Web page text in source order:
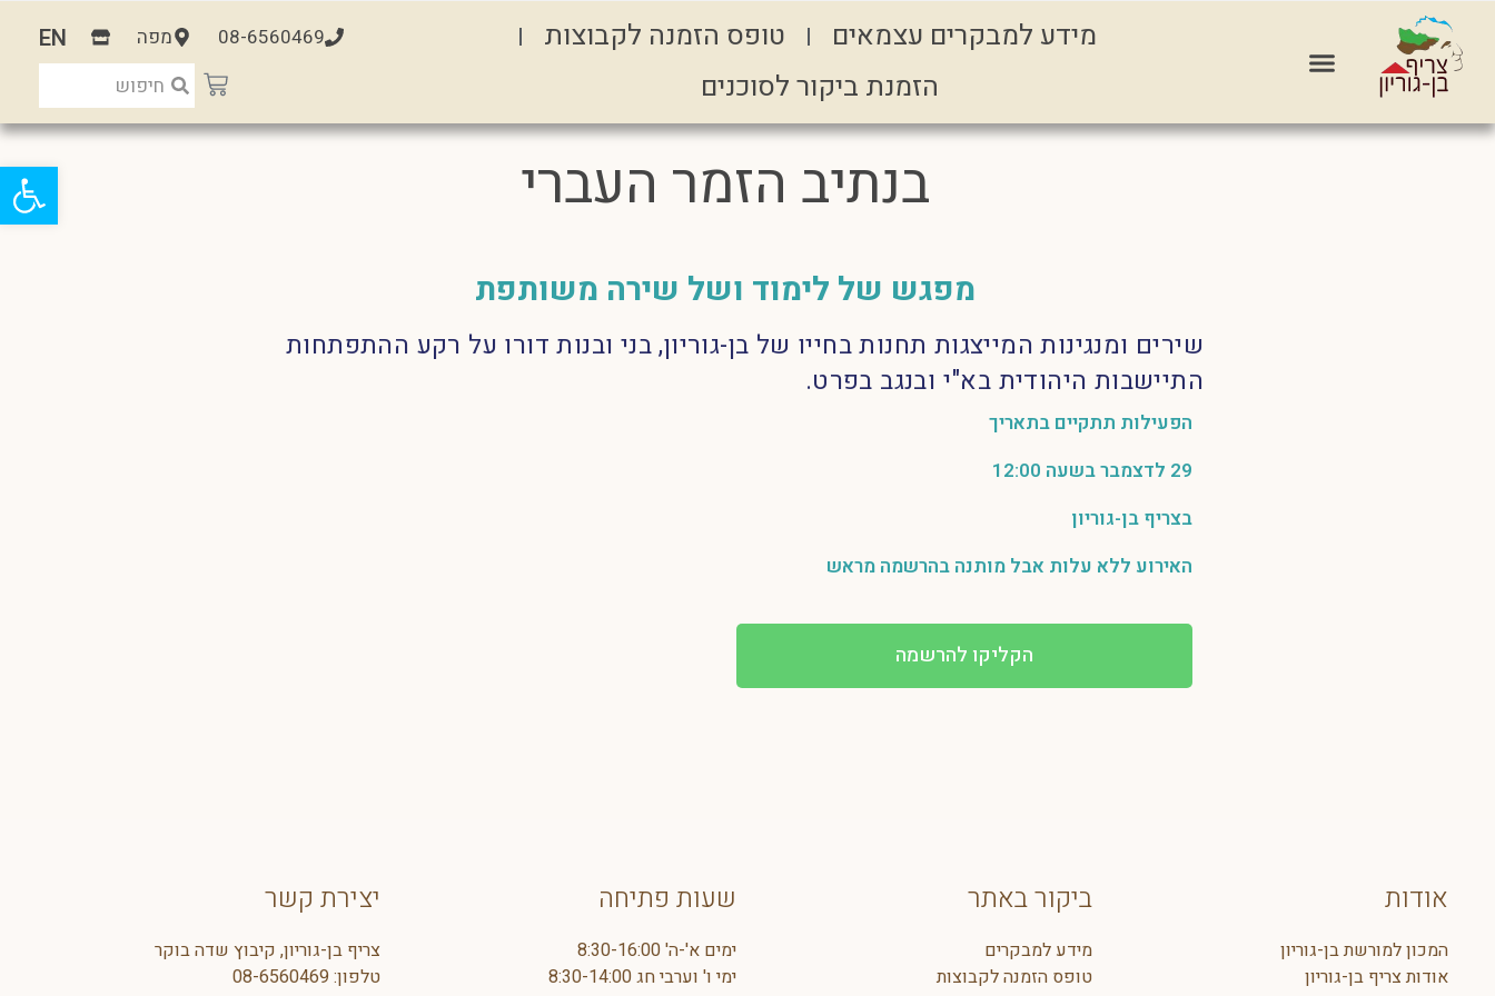
מידע למבקרים עצמאים
טופס הזמנה לקבוצות
הזמנת ביקור לסוכנים
08-6560469 מפה EN
בנתיב הזמר העברי
מפגש של לימוד ושל שירה משותפת
שירים ומנגינות המייצגות תחנות בחייו של בן-גוריון, בני ובנות דורו על רקע ההתפתחות
התיישבות היהודית בא"י ובנגב בפרט.
הפעילות תתקיים בתאריך
29 לדצמבר בשעה 12:00
בצריף בן-גוריון
האירוע ללא עלות אבל מותנה בהרשמה מראש
הקליקו להרשמה
אודות
המכון למורשת בן-גוריון
אודות צריף בן-גוריון
ביקור באתר
מידע למבקרים
טופס הזמנה לקבוצות
שעות פתיחה
ימים א'-ה' 8:30-16:00
ימי ו' וערבי חג 8:30-14:00
יצירת קשר
צריף בן-גוריון, קיבוץ שדה בוקר
טלפון:08-6560469